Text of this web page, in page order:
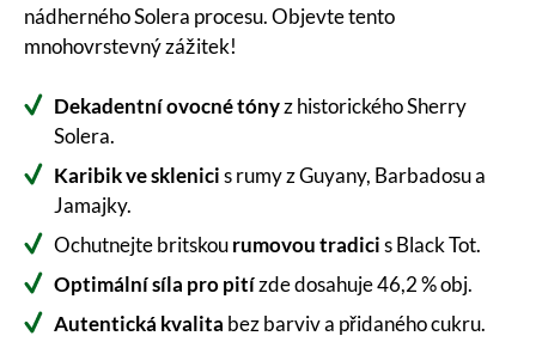
nádherného Solera procesu. Objevte tento
mnohovrstevný zážitek!
Dekadentní ovocné tónyz historického Sherry
Solera.
Karibik ve sklenicis rumy z Guyany, Barbadosu a
Jamajky.
Ochutnejte britskourumovou tradicis Black Tot.
Optimální síla pro pitízde dosahuje 46,2 % obj.
Autentická kvalita bez barviv a přidaného cukru.